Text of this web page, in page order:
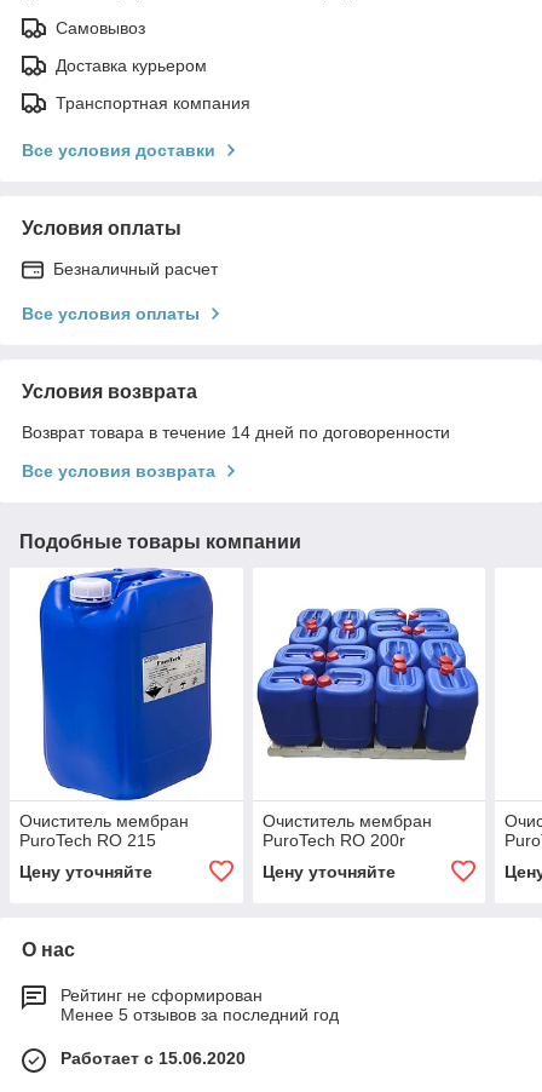
Самовывоз
Доставка курьером
Транспортная компания
Все условия доставки
Условия оплаты
Безналичный расчет
Все условия оплаты
Условия возврата
Возврат товара в течение 14 дней по договоренности
Все условия возврата
Подобные товары компании
Очиститель мембран
PuroTech RO 215
Цену уточняйте
Очиститель мембран
PuroTech RO 200r
Цену уточняйте
О нас
Рейтинг не сформирован
Менее 5 отзывов за последний год
Работает с 15.06.2020